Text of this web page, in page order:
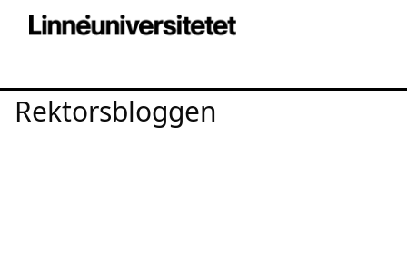
Rektorsbloggen